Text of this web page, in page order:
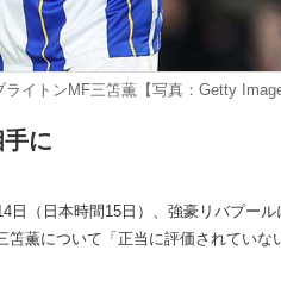
イトンMF三笘薫【写真：Getty
に
（日本時間15日）、強豪リバプール
薫について「正当に評価されていな